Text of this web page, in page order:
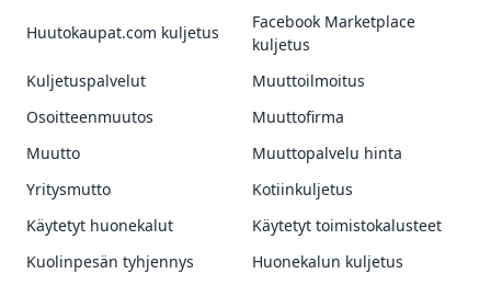
Huutokaupat.com kuljetus
Facebook Marketplace
kuljetus
Kuljetuspalvelut
Muuttoilmoitus
Osoitteenmuutos
Muuttofirma
Muutto
Muuttopalvelu hinta
Yritysmutto
Kotiinkuljetus
Käytetyt huonekalut
Käytetyt toimistokalusteet
Kuolinpesän tyhjennys
Huonekalun kuljetus